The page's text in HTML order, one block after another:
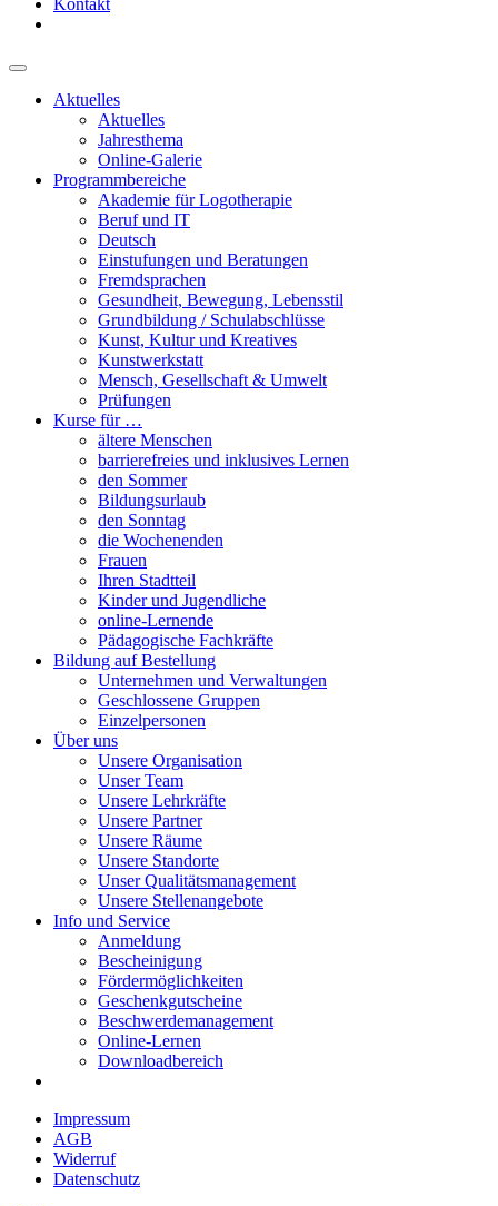
Kontakt
Aktuelles
Aktuelles
Jahresthema
Online-Galerie
Programmbereiche
Akademie für Logotherapie
Beruf und IT
Deutsch
Einstufungen und Beratungen
Fremdsprachen
Gesundheit, Bewegung, Lebensstil
Grundbildung / Schulabschlüsse
Kunst, Kultur und Kreatives
Kunstwerkstatt
Mensch, Gesellschaft & Umwelt
Prüfungen
Kurse für …
ältere Menschen
barrierefreies und inklusives Lernen
den Sommer
Bildungsurlaub
den Sonntag
die Wochenenden
Frauen
Ihren Stadtteil
Kinder und Jugendliche
online-Lernende
Pädagogische Fachkräfte
Bildung auf Bestellung
Unternehmen und Verwaltungen
Geschlossene Gruppen
Einzelpersonen
Über uns
Unsere Organisation
Unser Team
Unsere Lehrkräfte
Unsere Partner
Unsere Räume
Unsere Standorte
Unser Qualitätsmanagement
Unsere Stellenangebote
Info und Service
Anmeldung
Bescheinigung
Fördermöglichkeiten
Geschenkgutscheine
Beschwerdemanagement
Online-Lernen
Downloadbereich
Impressum
AGB
Widerruf
Datenschutz